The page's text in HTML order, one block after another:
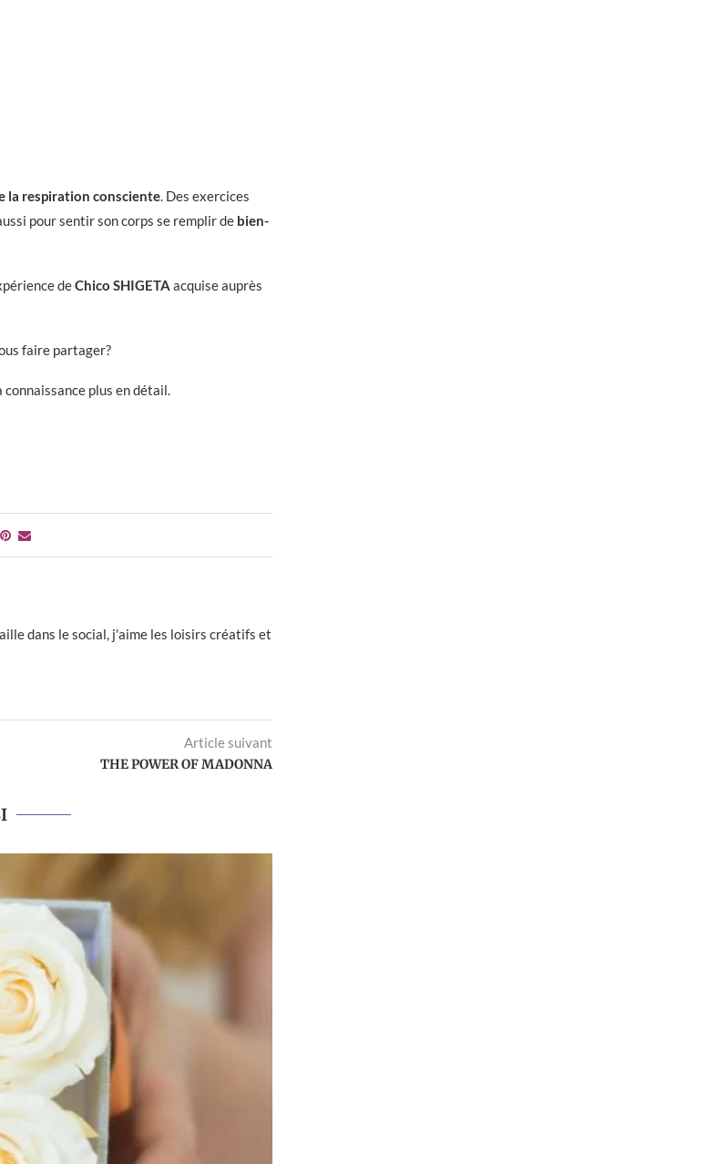
la respiration consciente. Des exercices
pour sentir son corps se remplir de bien-
deChico SHIGETA acquise auprès
faire partager?
connaissance plus en détail.
dans le social, j'aime les loisirs créatifs et
Article suivant
THE POWER OF MADONNA